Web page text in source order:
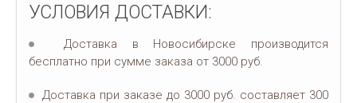
УСЛОВИЯ ДОСТАВКИ:
Доставка в Новосибирске производится
бесплатно при сумме заказа от 3000 руб.
Доставка при заказе до 3000 руб. составляет 300